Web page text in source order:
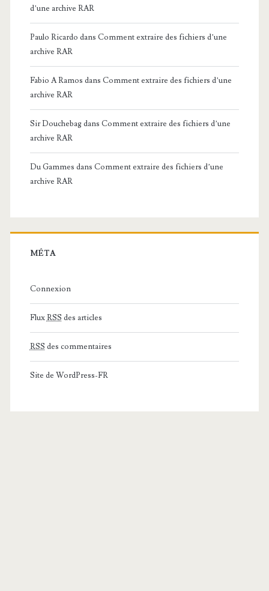
d’une archive RAR
Paulo Ricardo dans Comment extraire des fichiers d’une
archive RAR
Fabio A Ramos dans Comment extraire des fichiers d’une
archive RAR
Sir Douchebagdans Comment extraire des fichiers d’une
archive RAR
Du Gammes dans Comment extraire des fichiers d’une
archive RAR
MÉTA
Connexion
FluxRSS des articles
RSS des commentaires
Site de WordPress-FR